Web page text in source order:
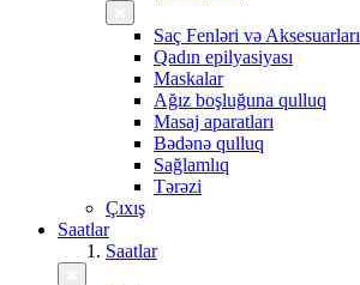
Saç Fenləri və Aksesuarları
Qadın epilyasiyası
Maskalar
Ağız boşluğuna qulluq
Masaj aparatları
Bədənə qulluq
Sağlamlıq
Tərəzi
Çıxış
Saatlar
Saatlar